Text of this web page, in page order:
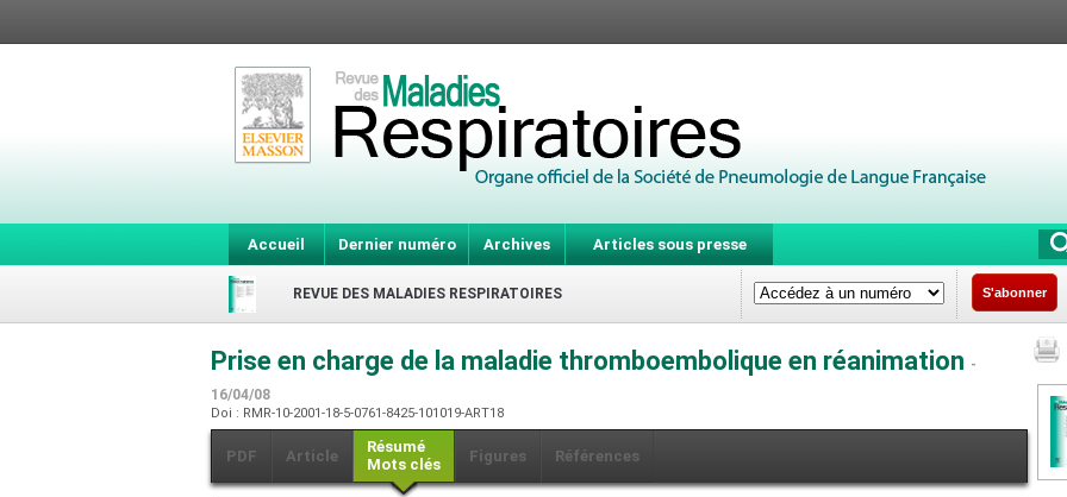
Accueil Dernier numéro Archives Articles sous presse
REVUE DES MALADIES RESPIRATOIRES S'abonner
Prise en charge de la maladie thromboembolique en réanimation -
16/04/08
Doi : RMR-10-2001-18-5-0761-8425-101019-ART18
PDF Article
Résumé
Mots clés
Figures Références